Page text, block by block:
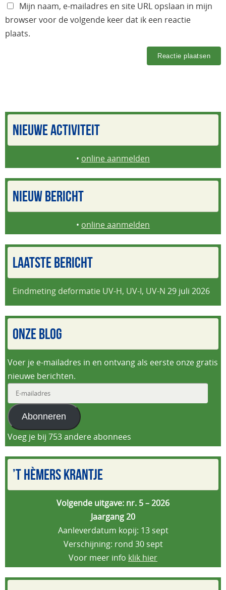
Mijn naam, e-mailadres en site URL opslaan in mijn
browser voor de volgende keer dat ik een reactie
plaats.
NIEUWE ACTIVITEIT
• online aanmelden
NIEUW BERICHT
• online aanmelden
LAATSTE BERICHT
Eindmeting deformatie UV-H, UV-I, UV-N 29 juli 2026
ONZE BLOG
Voer je e-mailadres in en ontvang als eerste onze gratis
nieuwe berichten.
mailadres
Abonneren
Voeg je bij 753 andere abonnees
’T HÈMERS KRANTJE
Volgende uitgave: nr. 5 – 2026
Jaargang 20
Aanleverdatum kopij: 13 sept
Verschijning: rond 30 sept
Voor meer info klik hier